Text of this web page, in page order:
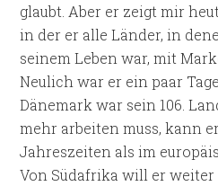
glaubt. Aber er zeigt mir
in der er alle Länder, in
seinem Leben war, mit
Neulich war er ein paar
Dänemark war sein 106.
mehr arbeiten muss, kann
Jahreszeiten als im
Von Südafrika will er weiter